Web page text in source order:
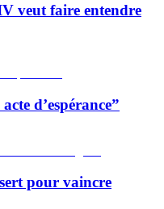
veut faire entendre
d’espérance”
pour vaincre